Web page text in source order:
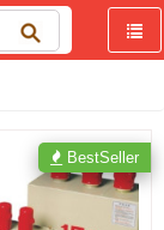
BestSeller